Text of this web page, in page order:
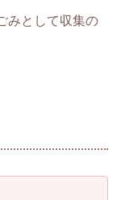
みとして収集の